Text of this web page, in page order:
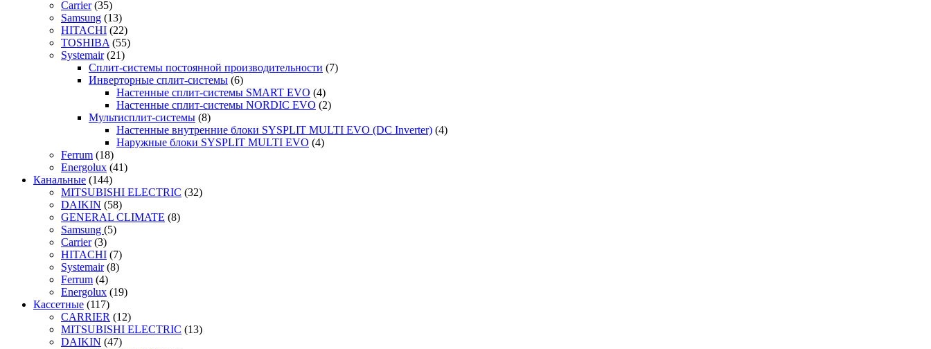
Carrier (35)
Samsung (13)
HITACHI (22)
TOSHIBA (55)
Systemair (21)
Сплит-системы постоянной производительности (7)
Инверторные сплит-системы (6)
Настенные сплит-системы SMART EVO (4)
Настенные сплит-системы NORDIC EVO (2)
Мультисплит-системы (8)
Настенные внутренние блоки SYSPLIT MULTI EVO (DC Inverter) (4)
Наружные блоки SYSPLIT MULTI EVO (4)
Ferrum (18)
Energolux (41)
Канальные (144)
MITSUBISHI ELECTRIC (32)
DAIKIN (58)
GENERAL CLIMATE (8)
Samsung (5)
Carrier (3)
HITACHI (7)
Systemair (8)
Ferrum (4)
Energolux (19)
Кассетные (117)
CARRIER (12)
MITSUBISHI ELECTRIC (13)
DAIKIN (47)